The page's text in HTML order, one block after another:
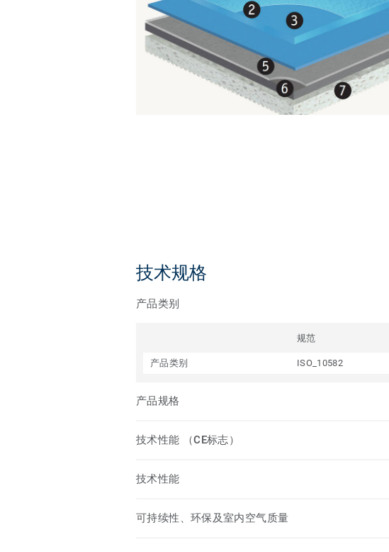
技术规格
产品类别
规范
产品类别 ISO_10582
产品规格
技术性能 （CE标志）
技术性能
可持续性、环保及室内空气质量